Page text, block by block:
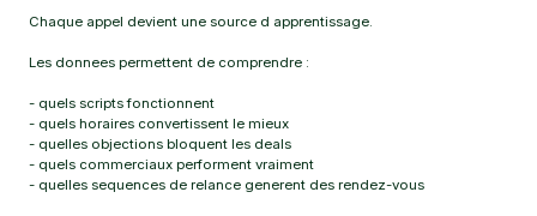
Chaque appel devient une source d apprentissage.
Les donnees permettent de comprendre :
- quels scripts fonctionnent
- quels horaires convertissent le mieux
- quelles objections bloquent les deals
- quels commerciaux performent vraiment
- quelles sequences de relance generent des rendez-vous